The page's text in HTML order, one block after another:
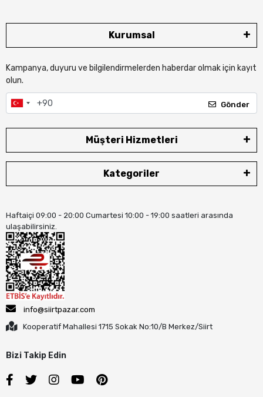
Kurumsal
Kampanya, duyuru ve bilgilendirmelerden haberdar olmak için kayıt
olun.
Gönder
Müşteri Hizmetleri
Kategoriler
Haftaiçi 09:00 - 20:00 Cumartesi 10:00 - 19:00 saatleri arasında
ulaşabilirsiniz.
info@siirtpazar.com
Kooperatif Mahallesi 1715 Sokak No:10/B Merkez/Siirt
Bizi Takip Edin